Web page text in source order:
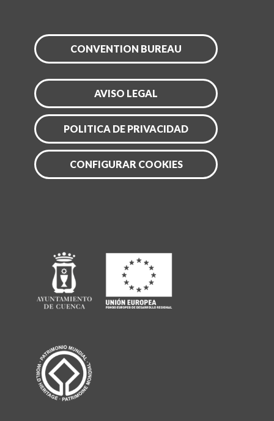
CONVENTION BUREAU
AVISO LEGAL
POLITICA DE PRIVACIDAD
CONFIGURAR COOKIES